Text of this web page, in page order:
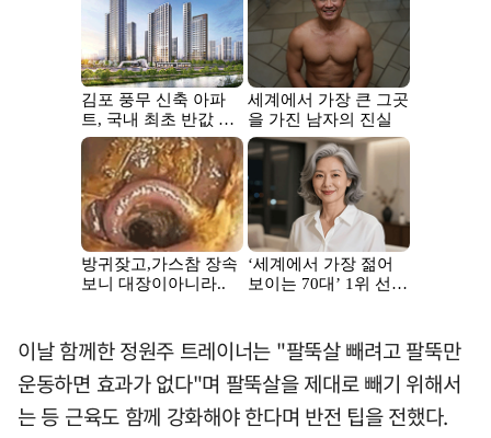
이날 함께한 정원주 트레이너는 "팔뚝살 빼려고 팔뚝만
운동하면 효과가 없다"며 팔뚝살을 제대로 빼기 위해서
는 등 근육도 함께 강화해야 한다며 반전 팁을 전했다.